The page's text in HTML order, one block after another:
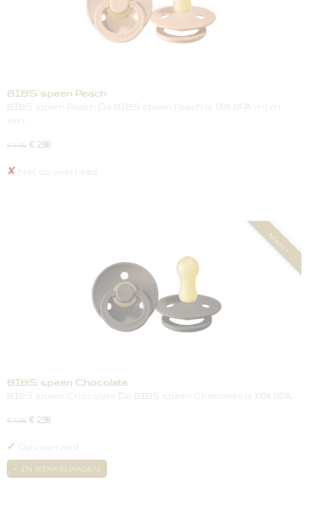
BIBS speen Peach
BIBS speen Peach De BIBS speen Peach is 100% BPA vrij en
een…
€ 5,95 € 2,98
✘ Niet op voorraad
Maat 1
BIBS speen Chocolate
BIBS speen Chocolate De BIBS speen Chocolate is 100% BPA…
€ 5,95 € 2,98
✓ Op voorraad
IN WINKELWAGEN